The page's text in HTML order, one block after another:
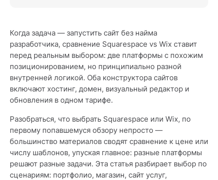
Когда задача — запустить сайт без найма
разработчика, сравнение Squarespace vs Wix ставит
перед реальным выбором: две платформы с похожим
позиционированием, но принципиально разной
внутренней логикой. Оба конструктора сайтов
включают хостинг, домен, визуальный редактор и
обновления в одном тарифе.
Разобраться, что выбрать Squarespace или Wix, по
первому попавшемуся обзору непросто —
большинство материалов сводят сравнение к цене или
числу шаблонов, упуская главное: разные платформы
решают разные задачи. Эта статья разбирает выбор по
сценариям: портфолио, магазин, сайт услуг,